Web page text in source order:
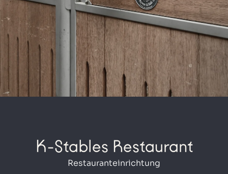
K-Stables Restaurant
Restauranteinrichtung